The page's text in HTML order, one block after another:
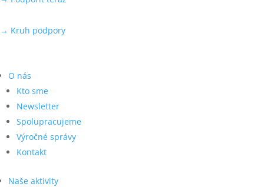
→ Kruh podpory
O nás
Kto sme
Newsletter
Spolupracujeme
Výročné správy
Kontakt
Naše aktivity